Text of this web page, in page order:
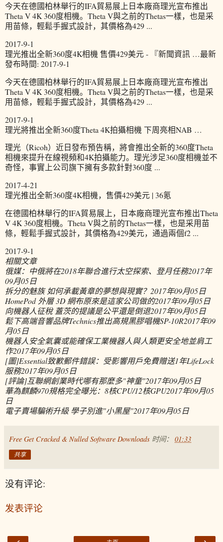
今天在德國柏林舉行的IFA貿易展上日本廠商理光宣布推出
Theta V 4K 360度相機。Theta V與之前的Thetas一樣，也是采
用苗條，輕鬆手握式設計，其價格為429 ...
2017-9-1
理光推出全新360度4K相機 售價429美元 - 『新聞資訊 …最新
發布時間: 2017-9-1
今天在德國柏林舉行的IFA貿易展上日本廠商理光宣布推出
Theta V 4K 360度相機。Theta V與之前的Thetas一樣，也是采
用苗條，輕鬆手握式設計，其價格為429 ...
2017-9-1
理光將推出全新360度Theta 4K拍攝相機 下周亮相NAB …
理光（Ricoh）近日發布預告稱，將會推出全新的360度Theta
相機來提升在線視頻和4K拍攝能力。理光涉足360度相機並不
奇怪，事實上公司旗下擁有多款針對360度 ...
2017-4-21
理光推出全新360度4K相機，售價429美元 | 36氪
在德國柏林舉行的IFA貿易展上，日本廠商理光宣布推出Theta
V 4K 360度相機。Theta V與之前的Thetas一樣，也是采用苗
條，輕鬆手握式設計，其價格為429美元，通過兩個f2 ...
2017-9-1
相關文章
俄媒：中俄將在2018年聯合進行太空探索、登月任務2017年
09月05日
拆分的魅族 如何承載黃章的夢想與現實？ 2017年09月05日
HomePod 外層 3D 網布原來是這家公司做的2017年09月05日
向機器人征稅 蓋茨的提議是公平還是倒退2017年09月05日
鬆下高端音響品牌Technics推出高規黑膠唱機SP-10R2017年09
月05日
機器人安全氣囊或能確保工業機器人與人類更安全地並肩工
作2017年09月05日
[圖]Essential致歉郵件錯誤：受影響用戶免費贈送1年LifeLock
服務2017年09月05日
[評論]互聯網創業時代哪有那麼多"神童"2017年09月05日
華為麒麟970規格完全曝光：8核CPU/12核GPU2017年09月05
日
電子賣場騙術升級 學子別進"小黑屋"2017年09月05日
Free Get Cracked & Nulled Software Downloads 时间： 01:33
共享
没有评论:
发表评论